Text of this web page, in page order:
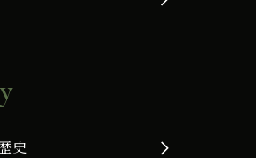
史